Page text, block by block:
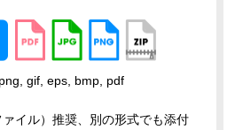
gif, eps, bmp, pdf
イル）推奨、別の形式でも添付